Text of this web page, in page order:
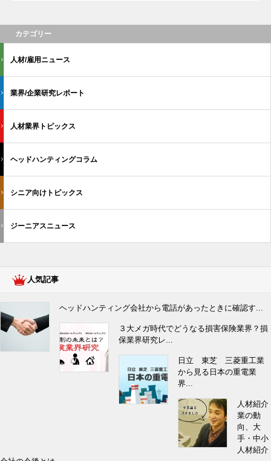
カテゴリー
人材/雇用ニュース
業界/企業研究レポート
人材業界トピックス
ヘッドハンティングコラム
シニア向けトピックス
ジーニアスニュース
人気記事
ヘッドハンティング会社から電話があったときに確認す...
３大メガ時代でどうなる損害保険業界？損
保業界研究レ...
日立 東芝 三菱重工業
から見る日本の重電業
界...
人材紹介
業の動
向、大
手・中小
人材紹介